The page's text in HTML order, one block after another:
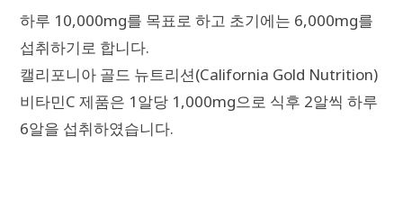
하루 10,000mg를 목표로 하고 초기에는 6,000mg를
섭취하기로 합니다.
캘리포니아 골드 뉴트리션(California Gold Nutrition)
비타민C 제품은 1알당 1,000mg으로 식후 2알씩 하루
6알을 섭취하였습니다.